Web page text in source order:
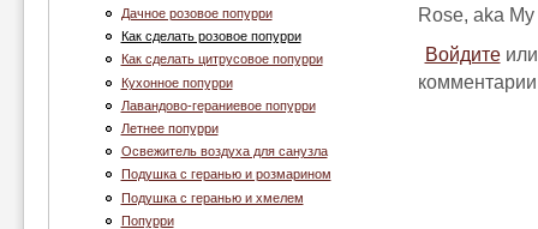
Дачное розовое попурри
Как сделать розовое попурри
Как сделать цитрусовое попурри
Кухонное попурри
Лавандово-гераниевое попурри
Летнее попурри
Освежитель воздуха для санузла
Подушка с геранью и розмарином
Подушка с геранью и хмелем
Попурри
Rose, aka
Войдите
комментарии